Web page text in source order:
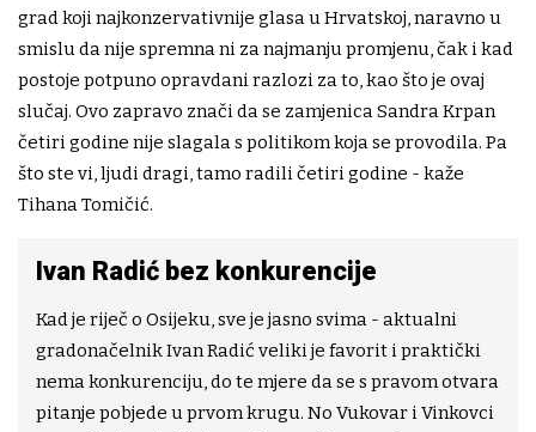
grad koji najkonzervativnije glasa u Hrvatskoj, naravno u
smislu da nije spremna ni za najmanju promjenu, čak i kad
postoje potpuno opravdani razlozi za to, kao što je ovaj
slučaj. Ovo zapravo znači da se zamjenica Sandra Krpan
četiri godine nije slagala s politikom koja se provodila. Pa
što ste vi, ljudi dragi, tamo radili četiri godine - kaže
Tihana Tomičić.
Ivan Radić bez konkurencije
Kad je riječ o Osijeku, sve je jasno svima - aktualni
gradonačelnik Ivan Radić veliki je favorit i praktički
nema konkurenciju, do te mjere da se s pravom otvara
pitanje pobjede u prvom krugu. No Vukovar i Vinkovci